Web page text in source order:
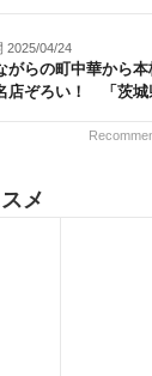
2025/04/24
がらの町中華から
店ぞろい！ 「茨城
メ